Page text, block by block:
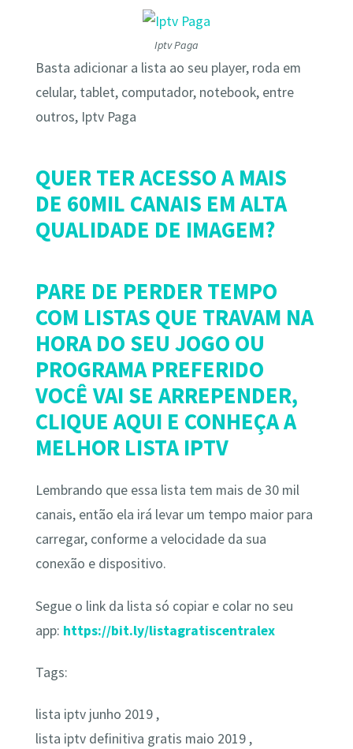
Iptv Paga
Basta adicionar a lista ao seu player, roda em
celular, tablet, computador, notebook, entre
outros, Iptv Paga
QUER TER ACESSO A MAIS
DE 60MIL CANAIS EM ALTA
QUALIDADE DE IMAGEM?
PARE DE PERDER TEMPO
COM LISTAS QUE TRAVAM NA
HORA DO SEU JOGO OU
PROGRAMA PREFERIDO
VOCÊ VAI SE ARREPENDER,
CLIQUE AQUI E CONHEÇA A
MELHOR LISTA IPTV
Lembrando que essa lista tem mais de 30 mil
canais, então ela irá levar um tempo maior para
carregar, conforme a velocidade da sua
conexão e dispositivo.
Segue o link da lista só copiar e colar no seu
app: https://bit.ly/listagratiscentralex
Tags:
lista iptv junho 2019 ,
lista iptv definitiva gratis maio 2019 ,